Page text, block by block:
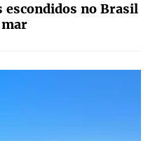
escondidos no Brasil
mar